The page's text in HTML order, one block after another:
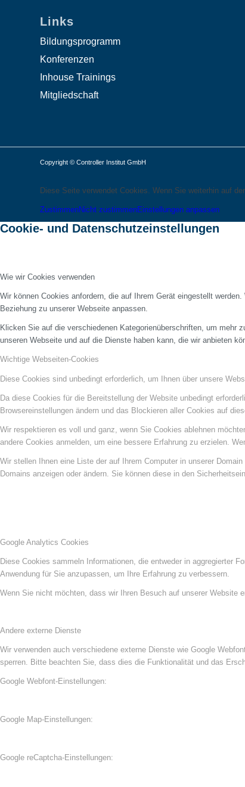
Links
Bildungsprogramm
Konferenzen
Inhouse Trainings
Mitgliedschaft
Copyright © Controller Institut GmbH
Diese Seite verwendet Cookies. Wenn Sie weiterhin auf
ZustimmenNicht zustimmenEinstellungen anpassen
Cookie- und Datenschutzeinstellungen
Wie wir Cookies verwenden
Wir können Cookies anfordern, die auf Ihrem Gerät eingestellt
Beziehung zu unserer Webseite anpassen.
Klicken Sie auf die verschiedenen Kategorienüberschriften, um mehr
unseren Webseite und auf die Dienste haben kann, die wir anbieten
Wichtige Webseiten-Cookies
Diese Cookies sind unbedingt erforderlich, um Ihnen über unsere
Da diese Cookies für die Bereitstellung der Website unbedingt
Browsereinstellungen ändern und das Blockieren aller Cookies auf
Wir respektieren es voll und ganz, wenn Sie Cookies ablehnen
andere Cookies anmelden, um eine bessere Erfahrung zu erzielen.
Wir stellen Ihnen eine Liste der auf Ihrem Computer in unserer
Domains anzeigen oder ändern. Sie können diese in den
Google Analytics Cookies
Diese Cookies sammeln Informationen, die entweder in aggregierter
Anwendung für Sie anzupassen, um Ihre Erfahrung zu verbessern.
Wenn Sie nicht möchten, dass wir Ihren Besuch auf unserer Website
Andere externe Dienste
Wir verwenden auch verschiedene externe Dienste wie Google
sperren. Bitte beachten Sie, dass dies die Funktionalität und das
Google Webfont-Einstellungen:
Google Map-Einstellungen:
Google reCaptcha-Einstellungen: